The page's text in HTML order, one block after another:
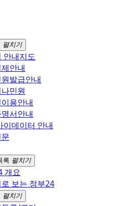
펼치기
안내지도
안내
발급안내
민원
용안내
서안내
이데이터 안내
록 펼치기
개요
보는 정부24
펼치기